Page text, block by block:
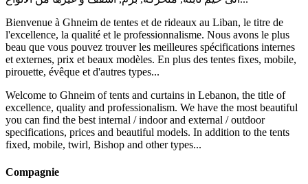
Bienvenue à Ghneim de tentes et de rideaux au Liban, le titre de
l'excellence, la qualité et le professionnalisme. Nous avons le plus
beau que vous pouvez trouver les meilleures spécifications internes
et externes, prix et beaux modèles. En plus des tentes fixes, mobile,
pirouette, évêque et d'autres types...
Welcome to Ghneim of tents and curtains in Lebanon, the title of
excellence, quality and professionalism. We have the most beautiful
you can find the best internal / indoor and external / outdoor
specifications, prices and beautiful models. In addition to the tents
fixed, mobile, twirl, Bishop and other types...
Compagnie